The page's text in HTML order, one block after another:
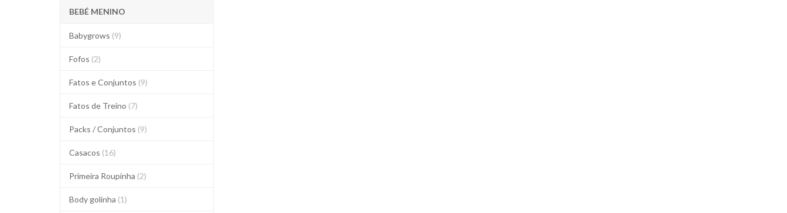
BEBÉ MENINO
Babygrows (9)
Fofos (2)
Fatos e Conjuntos (9)
Fatos de Treino (7)
Packs / Conjuntos (9)
Casacos (16)
Primeira Roupinha (2)
Body golinha (1)